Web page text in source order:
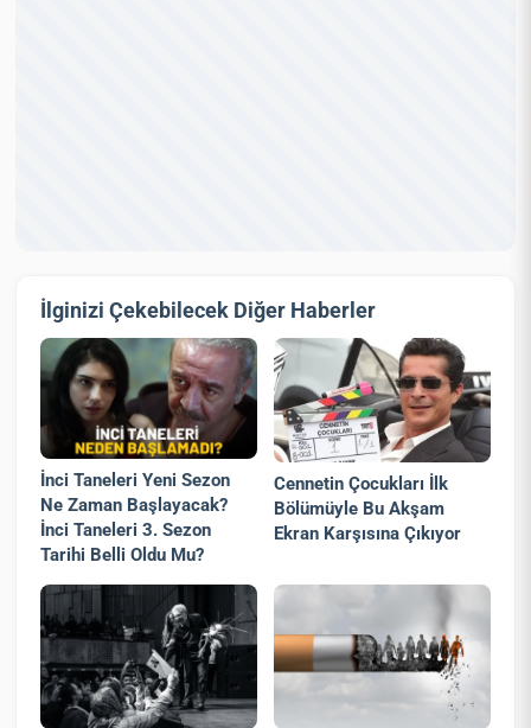
İlginizi Çekebilecek Diğer Haberler
İnci Taneleri Yeni Sezon
Ne Zaman Başlayacak?
İnci Taneleri 3. Sezon
Tarihi Belli Oldu Mu?
Cennetin Çocukları İlk
Bölümüyle Bu Akşam
Ekran Karşısına Çıkıyor